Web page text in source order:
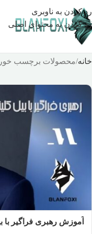
رد کردن به ناوبری
رد کردن به محتوای اصلی
خانه محصولات برچسب
آموزش رهبری فراگیر با